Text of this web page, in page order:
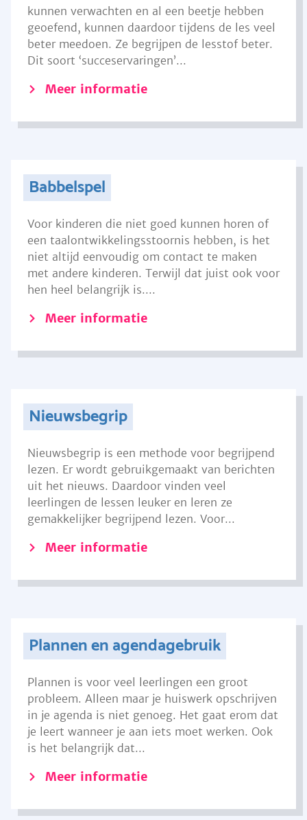
kunnen verwachten en al een beetje hebben
geoefend, kunnen daardoor tijdens de les veel
beter meedoen. Ze begrijpen de lesstof beter.
Dit soort ‘succeservaringen’...
Meer informatie
Babbelspel
Voor kinderen die niet goed kunnen horen of
een taalontwikkelingsstoornis hebben, is het
niet altijd eenvoudig om contact te maken
met andere kinderen. Terwijl dat juist ook voor
hen heel belangrijk is....
Meer informatie
Nieuwsbegrip
Nieuwsbegrip is een methode voor begrijpend
lezen. Er wordt gebruikgemaakt van berichten
uit het nieuws. Daardoor vinden veel
leerlingen de lessen leuker en leren ze
gemakkelijker begrijpend lezen. Voor...
Meer informatie
Plannen en agendagebruik
Plannen is voor veel leerlingen een groot
probleem. Alleen maar je huiswerk opschrijven
in je agenda is niet genoeg. Het gaat erom dat
je leert wanneer je aan iets moet werken. Ook
is het belangrijk dat...
Meer informatie